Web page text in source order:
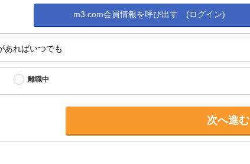
m3.com会員情報を呼び出す (ログイン)
離職中
次へ進む